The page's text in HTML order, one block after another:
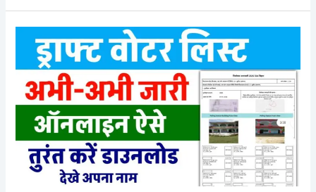
Draft
Voter
List
Download
बिहार
SIR